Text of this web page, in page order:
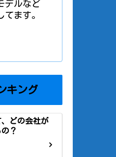
デルなど
ます。
キング
どの会社が
？